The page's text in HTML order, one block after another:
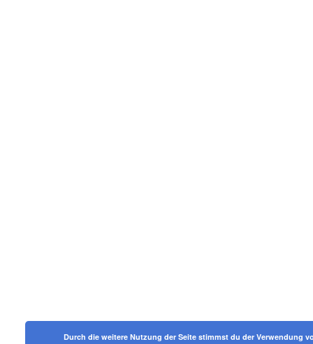
Durch die weitere Nutzung der Seite stimmst du der Verwendung